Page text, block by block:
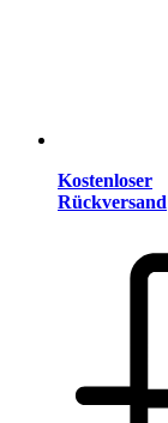
Kostenloser
Rückversand